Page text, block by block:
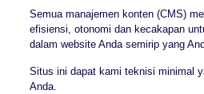
Semua manajemen konten (CMS)
efisiensi, otonomi dan kecakapan
dalam website Anda semirip yang
Situs ini dapat kami teknisi minimal
Anda.